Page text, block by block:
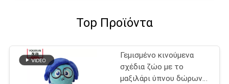
Top Προϊόντα
Γεμισμένο κινούμενα
σχέδια ζώο με το
μαξιλάρι ύπνου δώρων